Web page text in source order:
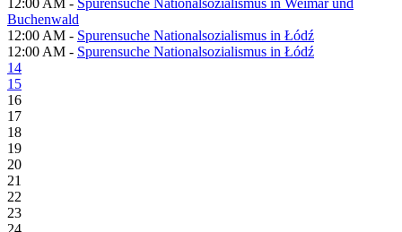
Buchenwald
12:00 AM - Spurensuche Nationalsozialismus in Łódź
12:00 AM - Spurensuche Nationalsozialismus in Łódź
14
15
16
17
18
19
20
21
22
23
24